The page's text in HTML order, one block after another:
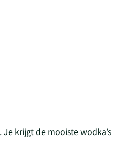
krijgt de mooiste wodka’s